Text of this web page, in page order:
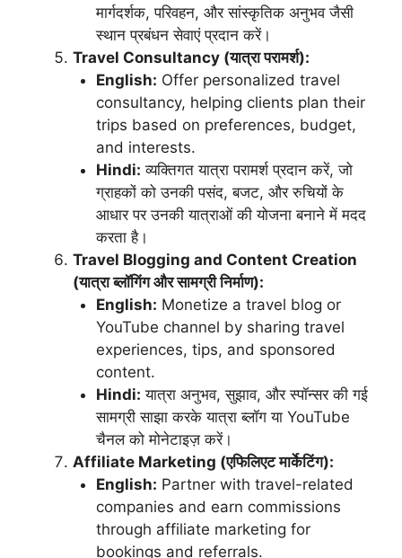
मार्गदर्शक, परिवहन, और सांस्कृतिक अनुभव जैसी
स्थान प्रबंधन सेवाएं प्रदान करें।
Travel Consultancy (यात्रा परामर्श):
English: Offer personalized travel
consultancy, helping clients plan their
trips based on preferences, budget,
and interests.
Hindi: व्यक्तिगत यात्रा परामर्श प्रदान करें, जो
ग्राहकों को उनकी पसंद, बजट, और रुचियों के
आधार पर उनकी यात्राओं की योजना बनाने में मदद
करता है।
Travel Blogging and Content Creation
(यात्रा ब्लॉगिंग और सामग्री निर्माण):
English: Monetize a travel blog or
YouTube channel by sharing travel
experiences, tips, and sponsored
content.
Hindi: यात्रा अनुभव, सुझाव, और स्पॉन्सर की गई
सामग्री साझा करके यात्रा ब्लॉग या YouTube
चैनल को मोनेटाइज़ करें।
Affiliate Marketing (एफिलिएट मार्केटिंग):
English: Partner with travel-related
companies and earn commissions
through affiliate marketing for
bookings and referrals.